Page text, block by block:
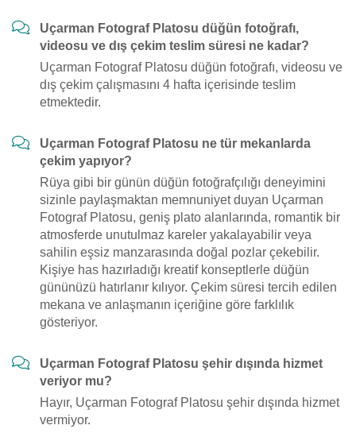
Uçarman Fotograf Platosu düğün fotoğrafı,
videosu ve dış çekim teslim süresi ne kadar?
Uçarman Fotograf Platosu düğün fotoğrafı, videosu ve
dış çekim çalışmasını 4 hafta içerisinde teslim
etmektedir.
Uçarman Fotograf Platosu ne tür mekanlarda
çekim yapıyor?
Rüya gibi bir günün düğün fotoğrafçılığı deneyimini
sizinle paylaşmaktan memnuniyet duyan Uçarman
Fotograf Platosu, geniş plato alanlarında, romantik bir
atmosferde unutulmaz kareler yakalayabilir veya
sahilin eşsiz manzarasında doğal pozlar çekebilir.
Kişiye has hazırladığı kreatif konseptlerle düğün
gününüzü hatırlanır kılıyor. Çekim süresi tercih edilen
mekana ve anlaşmanın içeriğine göre farklılık
gösteriyor.
Uçarman Fotograf Platosu şehir dışında hizmet
veriyor mu?
Hayır, Uçarman Fotograf Platosu şehir dışında hizmet
vermiyor.